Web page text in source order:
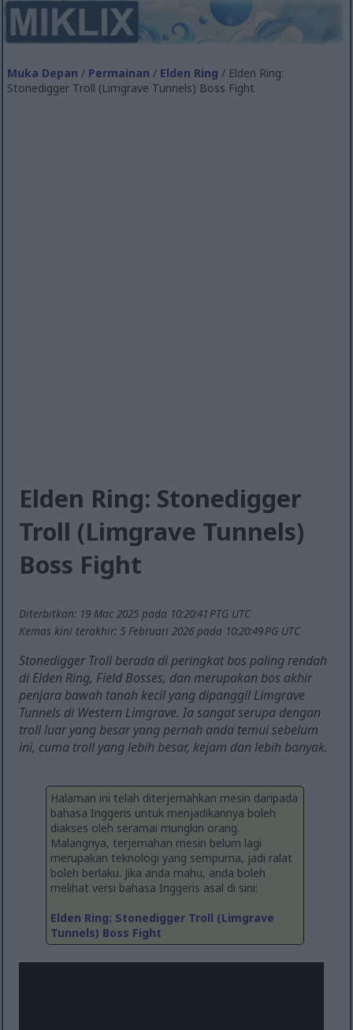
Muka Depan / Permainan / Elden Ring / Elden Ring:
Stonedigger Troll (Limgrave Tunnels) Boss Fight
Elden Ring: Stonedigger
Troll (Limgrave Tunnels)
Boss Fight
Diterbitkan: 19 Mac 2025 pada 10:20:41 PTG UTC
Kemas kini terakhir: 5 Februari 2026 pada 10:20:49 PG UTC
Stonedigger Troll berada di peringkat bos paling rendah
di Elden Ring, Field Bosses, dan merupakan bos akhir
penjara bawah tanah kecil yang dipanggil Limgrave
Tunnels di Western Limgrave. Ia sangat serupa dengan
troll luar yang besar yang pernah anda temui sebelum
ini, cuma troll yang lebih besar, kejam dan lebih banyak.
Halaman ini telah diterjemahkan mesin daripada
bahasa Inggeris untuk menjadikannya boleh
diakses oleh seramai mungkin orang.
Malangnya, terjemahan mesin belum lagi
merupakan teknologi yang sempurna, jadi ralat
boleh berlaku. Jika anda mahu, anda boleh
melihat versi bahasa Inggeris asal di sini:
Elden Ring: Stonedigger Troll (Limgrave
Tunnels) Boss Fight